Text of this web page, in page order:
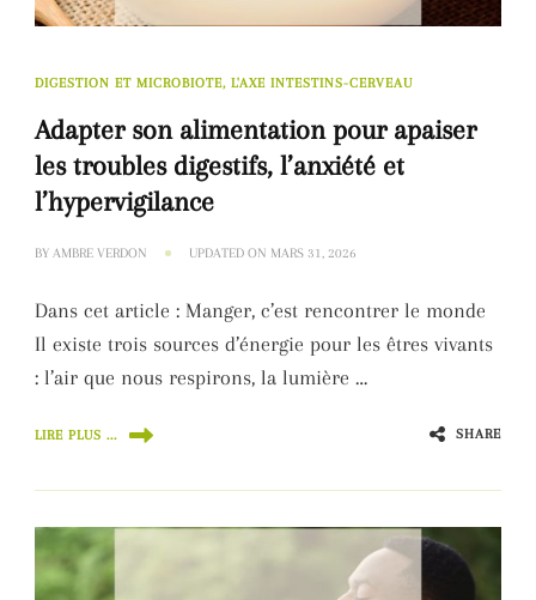
DIGESTION ET MICROBIOTE, L'AXE INTESTINS-CERVEAU
Adapter son alimentation pour apaiser
les troubles digestifs, l’anxiété et
l’hypervigilance
BY AMBRE VERDON UPDATED ON MARS 31, 2026
Dans cet article : Manger, c’est rencontrer le monde
Il existe trois sources d’énergie pour les êtres vivants
: l’air que nous respirons, la lumière …
LIRE PLUS ... SHARE